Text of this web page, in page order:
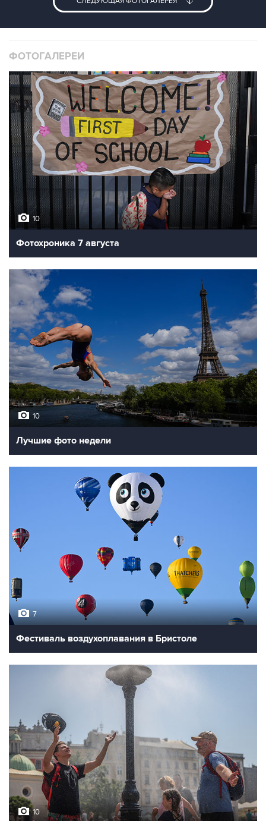
ФОТОГАЛЕРЕИ
10
Фотохроника 7 августа
10
Лучшие фото недели
7
Фестиваль воздухоплавания в Бристоле
10